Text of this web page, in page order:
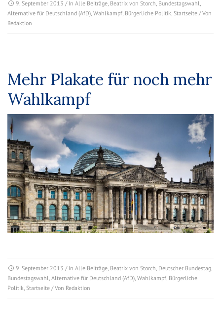
9. September 2013 / In Alle Beiträge Beatrix von Storch Bundestagswahl
Alternative für Deutschland (AfD) Wahlkampf Bürgerliche Politik Startseite / Von
Redaktion
Mehr Plakate für noch mehr
Wahlkampf
9. September 2013 / In Alle Beiträge Beatrix von Storch Deutscher Bundestag
Bundestagswahl Alternative für Deutschland (AfD) Wahlkampf Bürgerliche
Politik Startseite / Von Redaktion